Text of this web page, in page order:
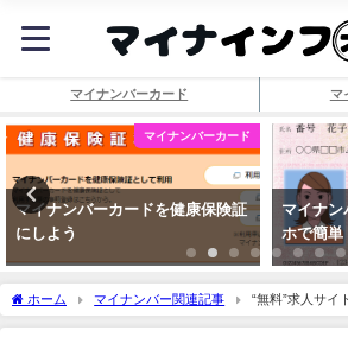
マイナンバーカード マ
マイナンバーカード
マイナンバーカードを健康保険証
にしよう
マイナン
ホで簡単
ホーム マイナンバー関連記事
“無料”求人サイ
高額請求 | 新型コロナウイルス - NHK.JP